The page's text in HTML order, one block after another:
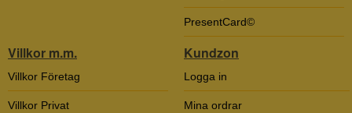
PresentCard©
Villkor m.m.
Villkor Företag
Villkor Privat
Kundzon
Logga in
Mina ordrar